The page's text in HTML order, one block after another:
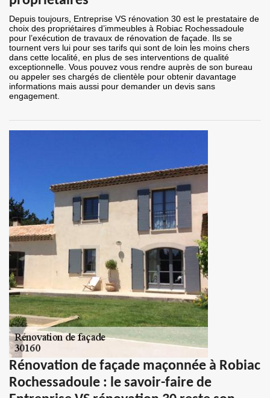
Depuis toujours, Entreprise VS rénovation 30 est le prestataire de
choix des propriétaires d’immeubles à Robiac Rochessadoule
pour l’exécution de travaux de rénovation de façade. Ils se
tournent vers lui pour ses tarifs qui sont de loin les moins chers
dans cette localité, en plus de ses interventions de qualité
exceptionnelle. Vous pouvez vous rendre auprès de son bureau
ou appeler ses chargés de clientèle pour obtenir davantage
informations mais aussi pour demander un devis sans
engagement.
Rénovation de façade maçonnée à Robiac
Rochessadoule : le savoir-faire de